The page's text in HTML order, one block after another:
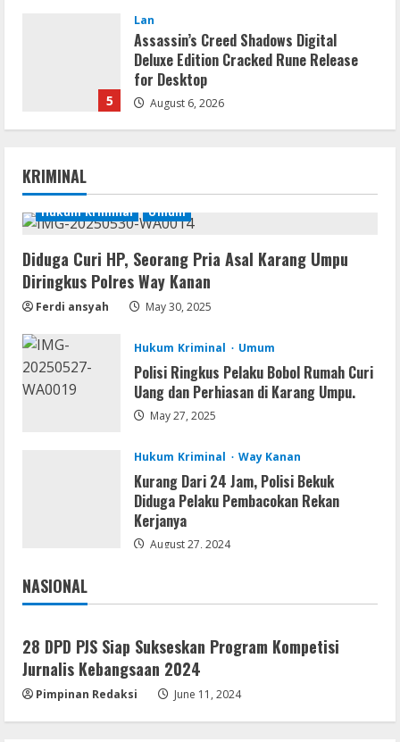
5
Lan
Assassin’s Creed Shadows Digital
Deluxe Edition Cracked Rune Release
for Desktop
August 6, 2026
1
Serialers
VMware Workstation Portable +
Activator Final
Serialers
MATLAB Crack + Portable Clean
Premium
Serialers
Ableton Live Crack + Portable Windows
10 (x32x64)
5
Lan
Deluxe Edition Cracked Rune Release
for Desktop
KRIMINAL
Hukum Kriminal Umum
Diduga Curi HP, Seorang Pria Asal Karang Umpu
Diringkus Polres Way Kanan
Ferdi ansyah May 30, 2025
Hukum Kriminal Umum
Polisi Ringkus Pelaku Bobol Rumah Curi
Uang dan Perhiasan di Karang Umpu.
May 27, 2025
Hukum Kriminal Way Kanan
Kurang Dari 24 Jam, Polisi Bekuk
Diduga Pelaku Pembacokan Rekan
Kerjanya
August 27, 2024
NASIONAL
Jakarta
28 DPD PJS Siap Sukseskan Program Kompetisi
Jurnalis Kebangsaan 2024
Pimpinan Redaksi June 11, 2024